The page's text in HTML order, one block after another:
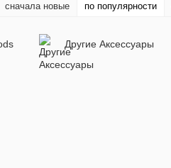
сначала новые по популярности
Другие Аксессуары